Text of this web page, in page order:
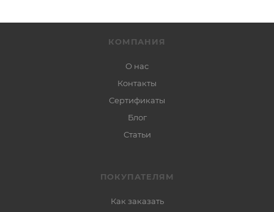
КОМПАНИЯ
О нас
Контакты
Сертификаты
Блог
Статьи
ПОКУПАТЕЛЯМ
Как заказать